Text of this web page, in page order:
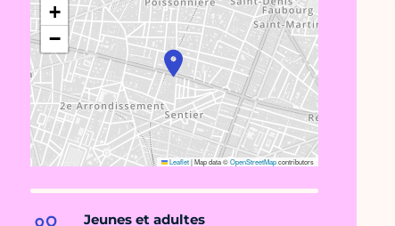
+
−
Leaflet|Map data ©OpenStreetMapcontributors
Jeunes et adultes